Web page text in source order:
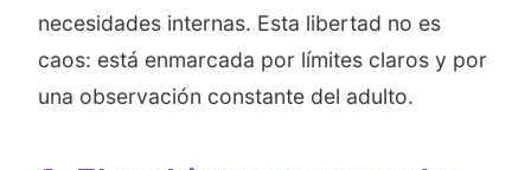
necesidades internas. Esta libertad no es
caos: está enmarcada por límites claros y por
una observación constante del adulto.